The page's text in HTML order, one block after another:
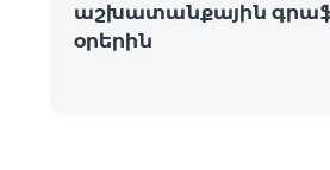
աշխատանքային
օրերին